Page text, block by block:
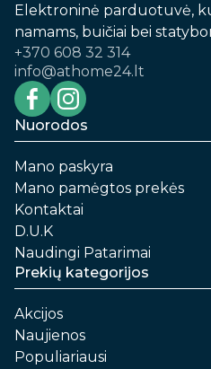
Elektroninė parduotuvė,
namams, buičiai bei
+370 608 32 314
info@athome24.lt
Nuorodos
Mano paskyra
Mano pamėgtos prekės
Kontaktai
D.U.K
Naudingi Patarimai
Prekių kategorijos
Akcijos
Naujienos
Populiariausi